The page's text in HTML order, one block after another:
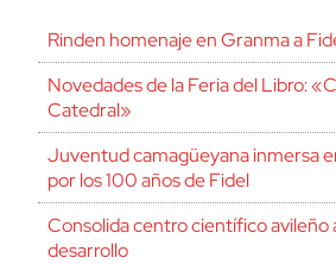
Rinden homenaje en Granma a
Novedades de la Feria del Libro:
Catedral»
Juventud camagüeyana inmersa
por los 100 años de Fidel
Consolida centro científico avileño
desarrollo